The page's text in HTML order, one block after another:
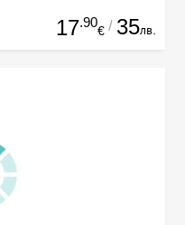
17.90
€ / 35лв.